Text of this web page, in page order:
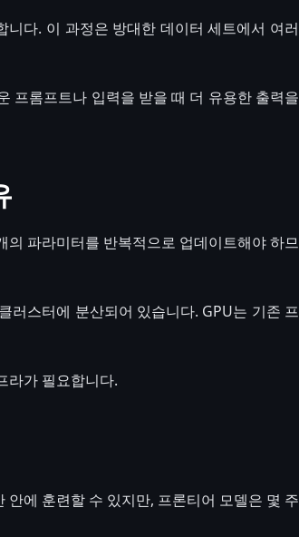
다. 이 과정은 방대한 데이터 세트에서 여러
프롬프트나 입력을 받을 때 더 유용한 출력을
파라미터를 반복적으로 업데이트해야 하므
러스터에 분산되어 있습니다. GPU는 기존 프
라가 필요합니다.
에 훈련할 수 있지만, 프론티어 모델은 몇 주